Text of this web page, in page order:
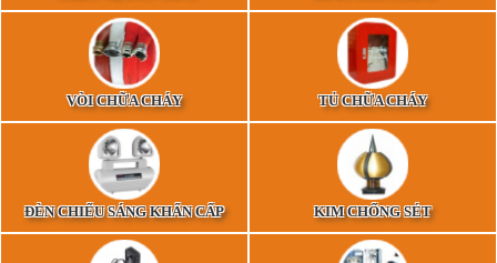
VÒI CHỮA CHÁY TỦ CHỮA CHÁY
ĐÈN CHIẾU SÁNG KHẨN CẤP KIM CHỐNG SÉT